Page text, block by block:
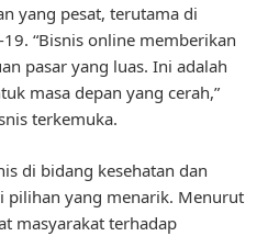
yang pesat, terutama di
“Bisnis online memberikan
pasar yang luas. Ini adalah
masa depan yang cerah,”
terkemuka.
di bidang kesehatan dan
pilihan yang menarik. Menurut
masyarakat terhadap